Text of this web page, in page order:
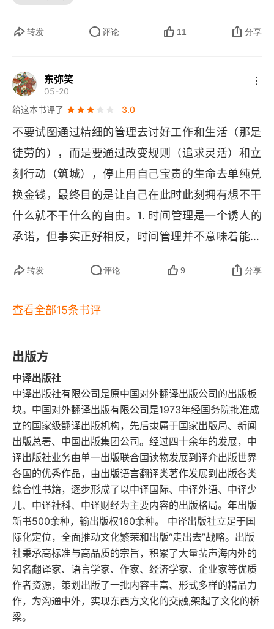
开心这些。整本书都是一帧劝慰的口吻，挣多少钱
啊，不要忽视家庭啊。。。。你不能说他错了。而
且，面对他的那些用户，这些也确实是问题。可最
关键的点就是，总人口里，满足他这个需求的人有
多少呢？能有 5% 吗？并不是每个人都过着衣食无
忧的生活的。绝大多数人工作就是为了温饱活下
去。而且作为中华民族，我们还要留有 “过河钱”，
遇到青黄不接的时候，我们得能撑下去，挺过难
关。而且，没有人知道，一次动荡袭来，会持续多
久。也许是几天，也许是几个月，也许是几年。这
百十年来，我们也就刚刚过上一些好日子。不可能
不是太推荐大家读这本书。因为他得蛊惑力太大
如何应对，他并不说。这就好比他在推荐滑板运动
给别人，只告诉你，不要害怕，其实滑板没那么危
险。他也是从一点不会开始学习的，很快就掌握
了，并获得了非常多的快乐。而且，滑的好的那些
人，有多受姑娘们的青睐，还赢取了那些赛区的比
赛，真的是娱乐、爱情、收入三丰收啊。是不是看
完你也心动，是不是你也觉得自己可以试试。然
而，这项活动不小心摔伤四肢，造成了骨折，他是
不讲的。如果不小心卡到鼻梁或者眼眶，又或者后
脑着地摔成了脑震荡，这些危险他都不提。另外，
购买滑板设备，护具的费用，他也不说。不好找场
地，还要和别人协商，参加比赛需要报名，以及获
得姑娘青睐需要颜值这些他统统不讲。只是告诉你
转发 评论 11 分享
东弥笑
05-20
给这本书评了
3.0
不要试图通过精细的管理去讨好工作和生活（那是
徒劳的），而是要通过改变规则（追求灵活）和立
刻行动（筑城），停止用自己宝贵的生命去单纯兑
换金钱，最终目的是让自己在此时此刻拥有想不干
什么就不干什么的自由。1. 时间管理是一个诱人的
承诺，但事实正好相反，时间管理并不意味着能控
制。别信什么时间管理，哪有什么掌控时间，说白
完会朋友电话吐槽了半天，最后只能躺平刷手机。
时间不是由清单决定的，而是由老板和突发状况决
定的。2. 寻求灵活性，而不是平衡，生产力 4 P 的
核心是让人拥有自己的时间，而不是在工作和生活
之间寻找不可能的平衡。放弃追求虚无缥缈的平
衡，转而追求真正的灵活性和自主权。别纠结工作
生活平衡，这事儿根本做不到。不如换个思路：怎
么让自己干活更自由、更随心所欲，这才是正经
事。传统观念要求朝九晚五，下班不看手机。但如
果今天状态好想连干 10 小时，明天状态差只想干
2 小时，只要能把活干完，允许自己随时调整节
奏，这就是灵活性。3. 先筑城，再修护城河，先释
放时间，然后保护时间，围绕未来的梦想，今天就
转发 评论 9 分享
查看全部15条书评
出版方
中译出版社
中译出版社有限公司是原中国对外翻译出版公司的出版板
块。中国对外翻译出版有限公司是1973年经国务院批准成
立的国家级翻译出版机构，先后隶属于国家出版局、新闻
出版总署、中国出版集团公司。经过四十余年的发展，中
译出版社业务由单一出版联合国读物发展到译介出版世界
各国的优秀作品，由出版语言翻译类著作发展到出版各类
综合性书籍，逐步形成了以中译国际、中译外语、中译少
儿、中译社科、中译财经为主要内容的出版格局。年出版
新书500余种，输出版权160余种。 中译出版社立足于国
际化定位，全面推动文化繁荣和出版“走出去”战略。出版
社秉承高标准与高品质的宗旨，积累了大量蜚声海内外的
知名翻译家、语言学家、作家、经济学家、企业家等优质
作者资源，策划出版了一批内容丰富、形式多样的精品力
作，为沟通中外，实现东西方文化的交融,架起了文化的桥
梁。